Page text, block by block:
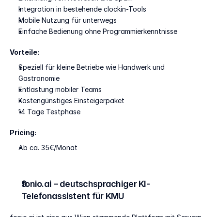
Integration in bestehende clockin-Tools
Mobile Nutzung für unterwegs
Einfache Bedienung ohne Programmierkenntnisse
Vorteile:
Speziell für kleine Betriebe wie Handwerk und
Gastronomie
Entlastung mobiler Teams
Kostengünstiges Einsteigerpaket
14 Tage Testphase
Pricing:
Ab ca. 35€/Monat
fonio.ai – deutschsprachiger KI-
Telefonassistent für KMU